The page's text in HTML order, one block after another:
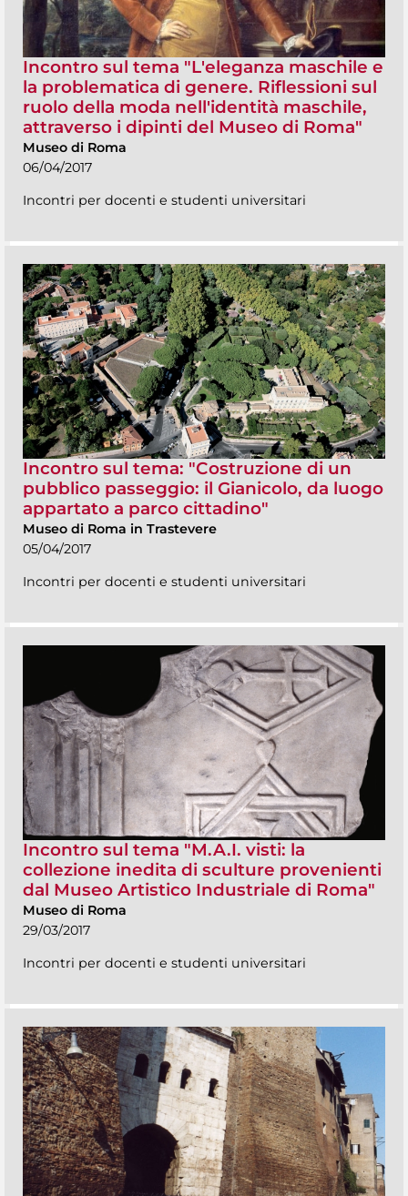
Incontro sul tema "L'eleganza maschile e
la problematica di genere. Riflessioni sul
ruolo della moda nell'identità maschile,
attraverso i dipinti del Museo di Roma"
Museo di Roma
06/04/2017
Incontri per docenti e studenti universitari
Incontro sul tema: "Costruzione di un
pubblico passeggio: il Gianicolo, da luogo
appartato a parco cittadino"
Museo di Roma in Trastevere
05/04/2017
Incontri per docenti e studenti universitari
Incontro sul tema "M.A.I. visti: la
collezione inedita di sculture provenienti
dal Museo Artistico Industriale di Roma"
Museo di Roma
29/03/2017
Incontri per docenti e studenti universitari